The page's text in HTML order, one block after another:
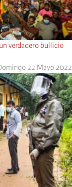
verdadero bullicio
22 Mayo 2022